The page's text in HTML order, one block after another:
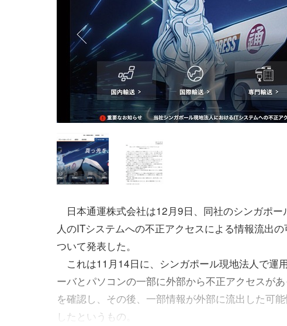
日本通運株式会社は12月9日、同社のシンガポー
人のITシステムへの不正アクセスによる情報流出の
ついて発表した。
これは11月14日に、シンガポール現地法人で運
ーバとパソコンの一部に外部から不正アクセスがあ
を確認し、その後、一部情報が外部に流出した可
したというもの。